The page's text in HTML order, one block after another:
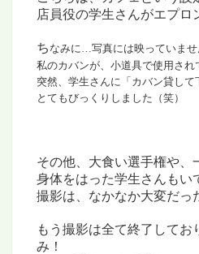
店員役の学生さんがエプロ
ち なみに…写真には映っていませ
私のカバンが、小道具で使用され
突然、学生さんに「カバン貸して
とてもびっくりしました（笑）
その他、大食い選手権や
身体をはった学生さんもい
撮影は、なかなか大変だっ
もう撮影は全て終了してお
み！